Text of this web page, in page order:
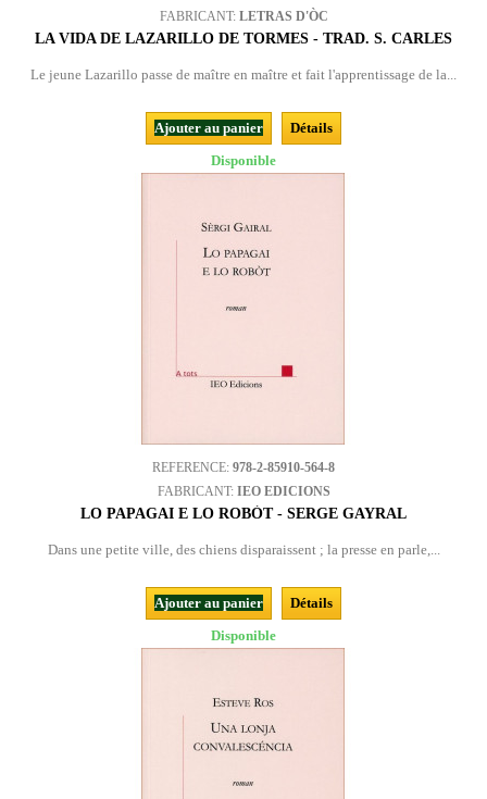
FABRICANT: LETRAS D'ÒC
LA VIDA DE LAZARILLO DE TORMES - TRAD. S. CARLES
Le jeune Lazarillo passe de maître en maître et fait l'apprentissage de la...
Ajouter au panier
Détails
Disponible
REFERENCE: 978-2-85910-564-8
FABRICANT: IEO EDICIONS
LO PAPAGAI E LO ROBÒT - SERGE GAYRAL
Dans une petite ville, des chiens disparaissent ; la presse en parle,...
Ajouter au panier
Détails
Disponible